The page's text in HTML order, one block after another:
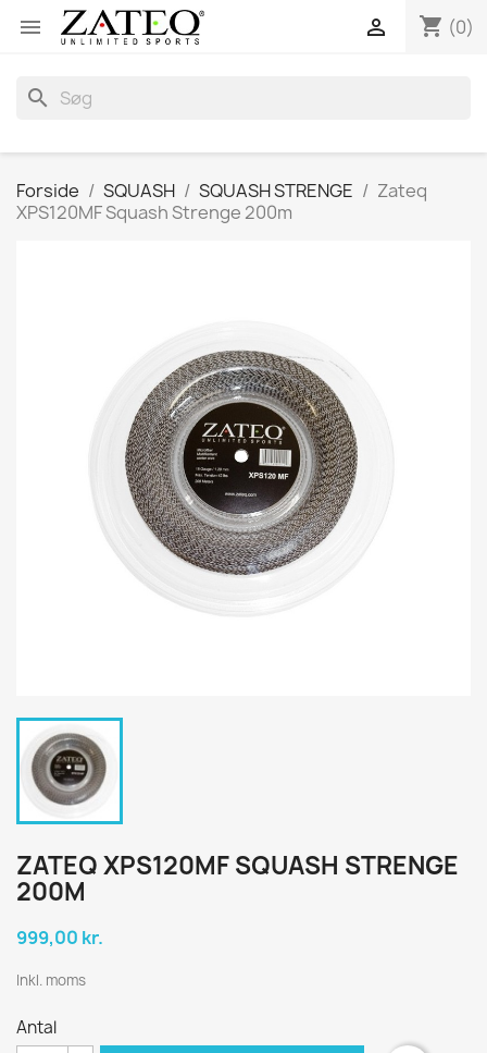
 shopping_cart (0)

search
Forside SQUASH SQUASH STRENGE
Zateq
XPS120MF Squash Strenge 200m
ZATEQ XPS120MF SQUASH STRENGE
200M
999,00 kr.
Inkl. moms
Antal